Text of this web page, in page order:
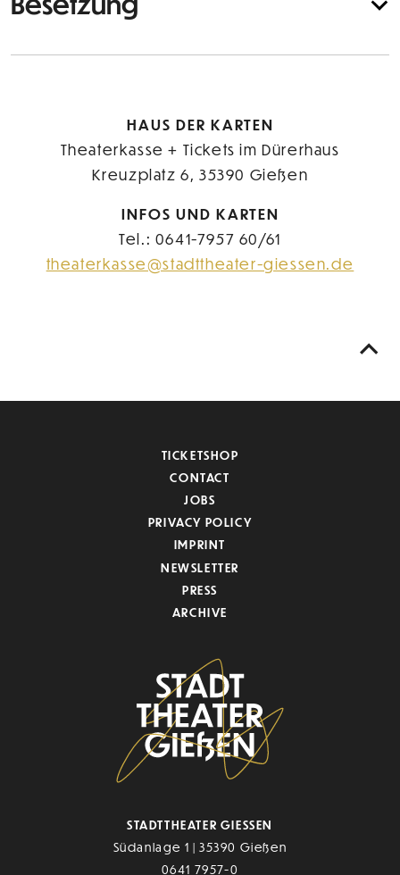
HAUS DER KARTEN
Theaterkasse + Tickets im Dürerhaus
Kreuzplatz 6, 35390 Gießen
INFOS UND KARTEN
Tel.: 0641-7957 60/61
theaterkasse@stadttheater-giessen.de
TICKETSHOP
CONTACT
JOBS
PRIVACY POLICY
IMPRINT
NEWSLETTER
PRESS
ARCHIVE
STADTTHEATER GIESSEN
Südanlage 1 | 35390 Gießen
0641 7957-0